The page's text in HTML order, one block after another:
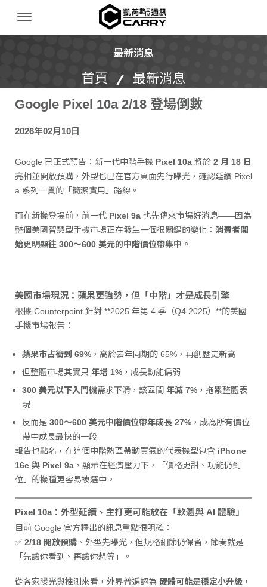
凱芮數位通訊｜iPhone 收購｜二手機買賣
最新消息
首頁
最新消息
Google Pixel 10a 2/18 登場倒數
2026年02月10日
Google 已正式預告：新一代中階手機 Pixel 10a 將於 2 月 18 日
亮相並開放預購，外型也已在官方頁面先行曝光，確認延續 Pixel
a 系列一貫的「簡潔實用」路線。
而在新機登場前，前一代 Pixel 9a 也先傳來市場好消息——因為
整個美國智慧型手機市場正在發生一個很關鍵的變化： 消費者開
始更明顯往 300～600 美元的中階價位帶集中。
美國市場現況：蘋果更強勢，但「中階」才是成長引擎
根據 Counterpoint 針對 **2025 年第 4 季（Q4 2025）**的美國
手機市場報告：
蘋果市占衝到 69%，高於去年同期的 65%，再創歷史新高
但整體市場其實只 年增 1%，成長動能偏弱
300 美元以下入門機需求下滑，該區間 年減 7%，拖累整體表
現
反而是 300～600 美元中階價位帶年成長 27%，成為所有價位
帶中成長最快的一段
報告也點名，在這個中階熱區帶動買氣的代表機型包含 iPhone
16e 與 Pixel 9a ，顯示在經濟壓力下，「價格更甜、功能仍到
位」的機種更容易被選中。
Pixel 10a：外型延續、主打更可能放在「軟體與 AI 體驗」
目前 Google 官方釋出的訊息重點很明確：
✅ 2/18 開放預購 、外型先曝光，但規格細節仍保留，節奏就是
「先讓你看到、再讓你想等」。
從各家曝光與推測來看，外界普遍認為 硬體可能是穩定小升級 ，